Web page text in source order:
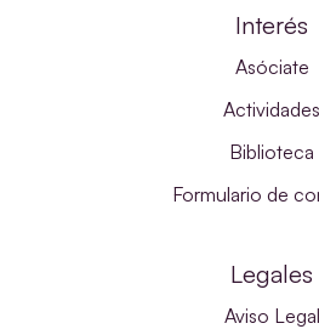
Interés
Asóciate
Actividades
Biblioteca
Formulario de
Legales
Aviso Legal